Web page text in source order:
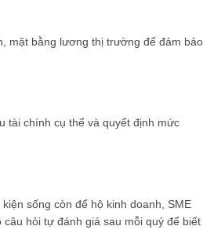
mặt bằng lương thị trường để đảm bảo
tài chính cụ thể và quyết định mức
sống còn để hộ kinh doanh, SME
hỏi tự đánh giá sau mỗi quý để biết